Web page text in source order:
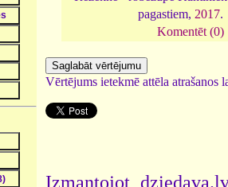
pagastiem, 2017.
Komentēt (0)
Vērtējums ietekmē attēla atrašanos
Izmantojot